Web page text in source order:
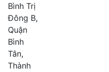
Bình Trị
Đông B,
Quận
Bình
Tân,
Thành